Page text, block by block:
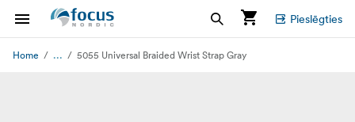
Pieslēgties
Home ... 5055 Universal Braided Wrist Strap Gray